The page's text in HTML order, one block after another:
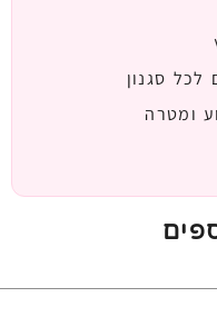
לכל סגנון
ומטרה